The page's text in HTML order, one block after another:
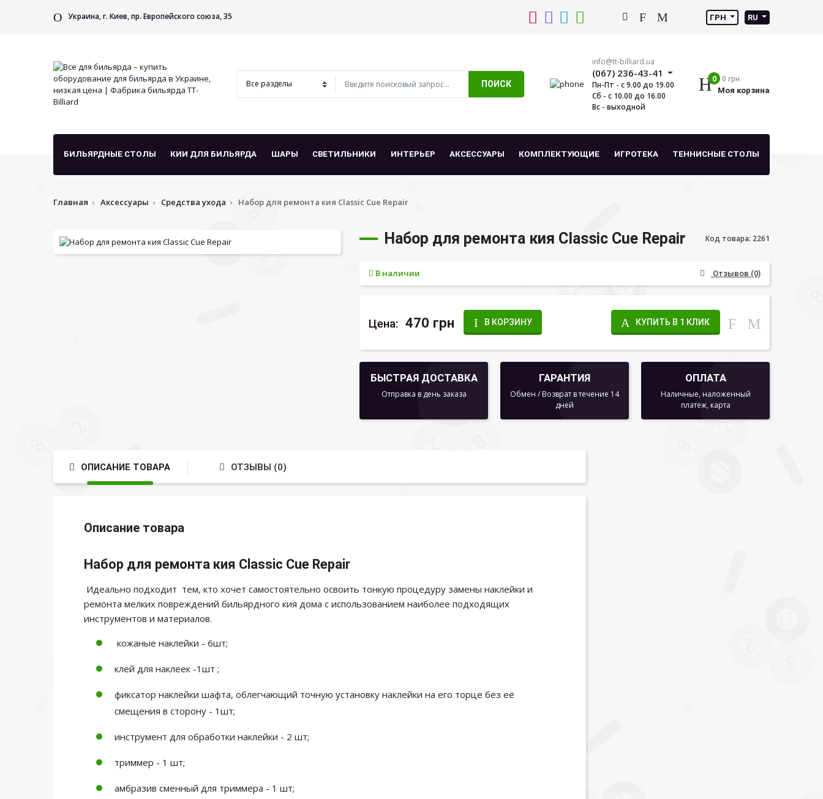
Украина, г. Киев, пр. Европейского союза, 35 ГРН RU
ПОИСК
info@tt-billiard.ua
(067) 236-43-41
Пн-Пт - с 9.00 до 19.00
Сб - с 10.00 до 16.00
Вс - выходной
0 0 грн
Моя корзина
БИЛЬЯРДНЫЕ СТОЛЫ КИИ ДЛЯ БИЛЬЯРДА ШАРЫ СВЕТИЛЬНИКИ ИНТЕРЬЕР АКСЕССУАРЫ КОМПЛЕКТУЮЩИЕ ИГРОТЕКА ТЕННИСНЫЕ СТОЛЫ
Главная Аксессуары Средства ухода Набор для ремонта кия Classic Cue Repair
Набор для ремонта кия Classic Cue Repair Код товара: 2261
В наличии Отзывов (0)
Цена: 470 грн В КОРЗИНУ КУПИТЬ В 1 КЛИК
БЫСТРАЯ ДОСТАВКА
Отправка в день заказа
ГАРАНТИЯ
Обмен / Возврат в течение 14
дней
ОПЛАТА
Наличные, наложенный
платеж, карта
ОПИСАНИЕ ТОВАРА ОТЗЫВЫ (0)
Описание товара
Набор для ремонта кия Classic Cue Repair
Идеально подходит тем, кто хочет самостоятельно освоить тонкую процедуру замены наклейки и
ремонта мелких повреждений бильярдного кия дома c использованием наиболее подходящих
инструментов и материалов.
кожаные наклейки - 6шт;
клей для наклеек -1шт ;
фиксатор наклейки шафта, облегчающий точную установку наклейки на его торце без её
смещения в сторону - 1шт;
инструмент для обработки наклейки - 2 шт;
триммер - 1 шт;
амбразив сменный для триммера - 1 шт;